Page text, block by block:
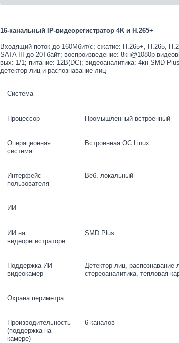
16-канальный IP-видеорегистратор 4K и H.265+
Входящий поток до 160Мбит/с; сжатие: H.265+, H.265,
SATA III до 20Тбайт; воспроизведение: 8кн@1080p
вых: 1/1; питание: 12В(DC); видеоаналитика: 4кн SMD
детектор лиц и распознавание лиц
Система
Процессор Промышленный встроенный
Операционная
система
Встроенная ОС Linux
Интерфейс
пользователя
Веб, локальный
ИИ
ИИ на
видеорегистраторе
SMD Plus
Поддержка ИИ
видеокамер
Детектор лиц,
стереоаналитика, тепловая
Охрана периметра
Производительность
(поддержка на
камере)
6 каналов